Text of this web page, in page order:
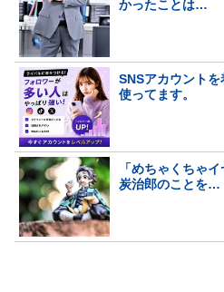
かったことは…
SNSアカウント
使ってます。
「めちゃくちゃ
炭治郎のことを…